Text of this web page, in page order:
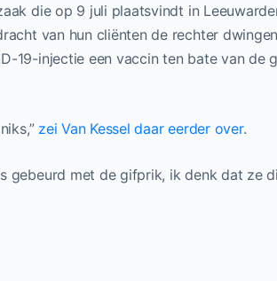
die op 9 juli plaatsvindt in
van hun cliënten de rechter
19-injectie een vaccin ten bate van de
zei Van Kessel daar eerder over.
gebeurd met de gifprik, ik denk dat ze